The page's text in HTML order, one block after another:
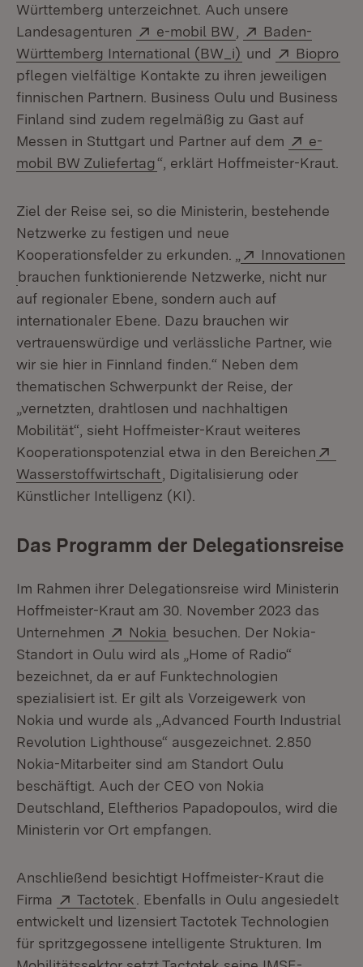
Württemberg unterzeichnet. Auch unsere
Landesagenturen
Extern:
e-mobil BW (Öffnet in neuem
Extern:
Baden-
Württemberg International (BW_i) (Öffnet in neuem
und Extern:
Biopro
pflegen vielfältige Kontakte zu ihren jeweiligen
finnischen Partnern. Business Oulu und Business
Finland sind zudem regelmäßig zu Gast auf
Messen in Stuttgart und Partner auf dem
Extern:
e-
mobil BW Zuliefertag(Öffnet in neuem Fenster)
“, erklärt Hoffmeister-Kraut.
Ziel der Reise sei, so die Ministerin, bestehende
Netzwerke zu festigen und neue
Kooperationsfelder zu erkunden. „
Extern:
Innovationen
(Öffnet in neuem Fenster)
brauchen funktionierende Netzwerke, nicht nur
auf regionaler Ebene, sondern auch auf
internationaler Ebene. Dazu brauchen wir
vertrauenswürdige und verlässliche Partner, wie
wir sie hier in Finnland finden.“ Neben dem
thematischen Schwerpunkt der Reise, der
„vernetzten, drahtlosen und nachhaltigen
Mobilität“, sieht Hoffmeister-Kraut weiteres
Kooperationspotenzial etwa in den Bereichen
Wasserstoffwirtschaft (Öffnet in neuem Fenster)
, Digitalisierung oder
Künstlicher Intelligenz (KI).
Das Programm der Delegationsreise
Im Rahmen ihrer Delegationsreise wird Ministerin
Hoffmeister-Kraut am 30. November 2023 das
Unternehmen
Extern:
Nokia (Öffnet in neuem Fenster)
besuchen. Der Nokia-
Standort in Oulu wird als „Home of Radio“
bezeichnet, da er auf Funktechnologien
spezialisiert ist. Er gilt als Vorzeigewerk von
Nokia und wurde als „Advanced Fourth Industrial
Revolution Lighthouse“ ausgezeichnet. 2.850
Nokia-Mitarbeiter sind am Standort Oulu
beschäftigt. Auch der CEO von Nokia
Deutschland, Eleftherios Papadopoulos, wird die
Ministerin vor Ort empfangen.
Anschließend besichtigt Hoffmeister-Kraut die
Firma
Extern:
Tactotek (Öffnet in neuem Fenster)
. Ebenfalls in Oulu angesiedelt
entwickelt und lizensiert Tactotek Technologien
für spritzgegossene intelligente Strukturen. Im